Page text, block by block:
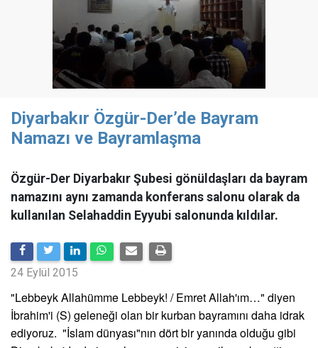
Diyarbakır Özgür-Der’de Bayram
Namazı ve Bayramlaşma
Özgür-Der Diyarbakır Şubesi gönüldaşları da bayram
namazını aynı zamanda konferans salonu olarak da
kullanılan Selahaddin Eyyubi salonunda kıldılar.
24 Eylül 2015
"Lebbeyk Allahümme Lebbeyk! / Emret Allah'ım…" diyen
İbrahim'i (S) geleneği olan bir kurban bayramını daha idrak
ediyoruz. "İslam dünyası"nın dört bir yanında olduğu gibi